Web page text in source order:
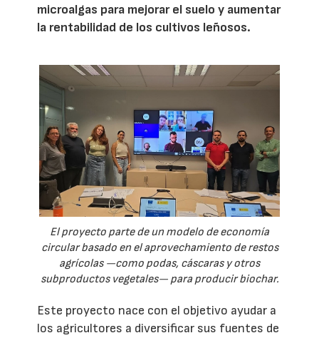
microalgas para mejorar el suelo y aumentar
la rentabilidad de los cultivos leñosos.
El proyecto parte de un modelo de economía
circular basado en el aprovechamiento de restos
agrícolas —como podas, cáscaras y otros
subproductos vegetales— para producir biochar.
Este proyecto nace con el objetivo ayudar a
los agricultores a diversificar sus fuentes de